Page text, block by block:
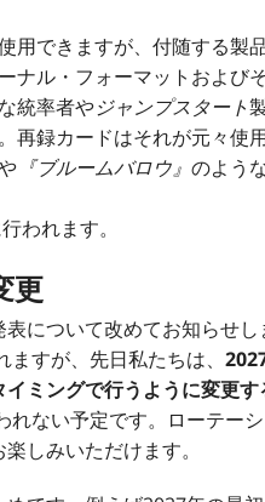
用できますが、付随する製
ナル・フォーマットおよび
統率者やジャンプスタート
再録カードはそれが元々使
『ブルームバロウ』 のよう
われます。
更
について改めてお知らせし
すが、先日私たちは、
ミングで行うように変更す
れない予定です。ローテー
しみいただけます。